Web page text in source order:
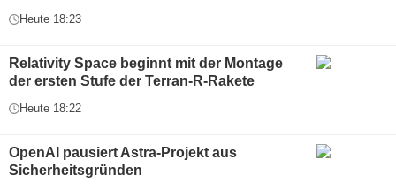
Heute 18:23
Relativity Space beginnt mit der Montage
der ersten Stufe der Terran-R-Rakete
Heute 18:22
OpenAI pausiert Astra-Projekt aus
Sicherheitsgründen